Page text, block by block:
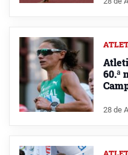
60.ª
28 de